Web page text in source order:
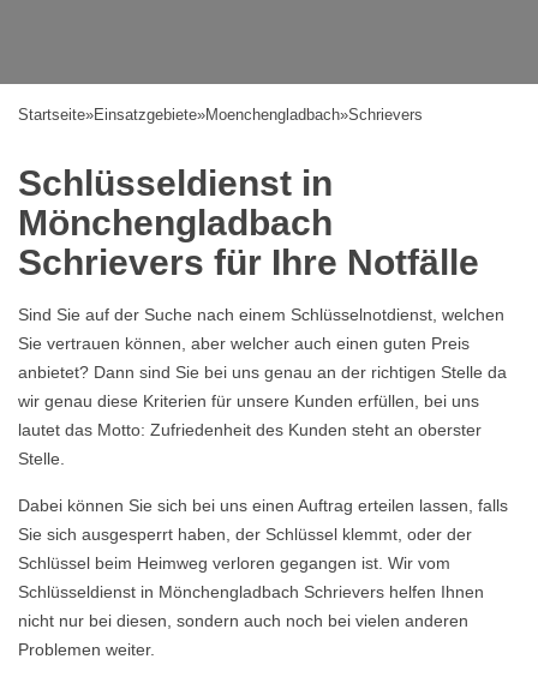
Startseite»Einsatzgebiete»Moenchengladbach»Schrievers
Schlüsseldienst in
Mönchengladbach
Schrievers für Ihre Notfälle
Sind Sie auf der Suche nach einem Schlüsselnotdienst, welchen
Sie vertrauen können, aber welcher auch einen guten Preis
anbietet? Dann sind Sie bei uns genau an der richtigen Stelle da
wir genau diese Kriterien für unsere Kunden erfüllen, bei uns
lautet das Motto: Zufriedenheit des Kunden steht an oberster
Stelle.
Dabei können Sie sich bei uns einen Auftrag erteilen lassen, falls
Sie sich ausgesperrt haben, der Schlüssel klemmt, oder der
Schlüssel beim Heimweg verloren gegangen ist. Wir vom
Schlüsseldienst in Mönchengladbach Schrievers helfen Ihnen
nicht nur bei diesen, sondern auch noch bei vielen anderen
Problemen weiter.